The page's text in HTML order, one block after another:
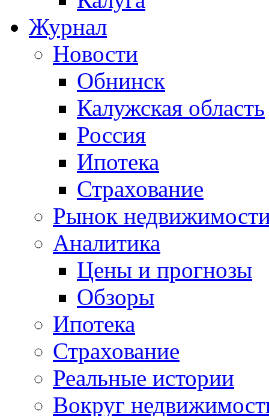
Журнал
Новости
Обнинск
Калужская область
Россия
Ипотека
Страхование
Рынок
Аналитика
Цены и прогнозы
Обзоры
Ипотека
Страхование
Реальные истории
Вокруг